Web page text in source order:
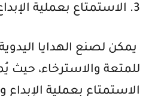
3. الاستمتاع بعملية الإبداع
يمكن لصنع الهدايا
للمتعة والاسترخاء، حيث
الاستمتاع بعملية